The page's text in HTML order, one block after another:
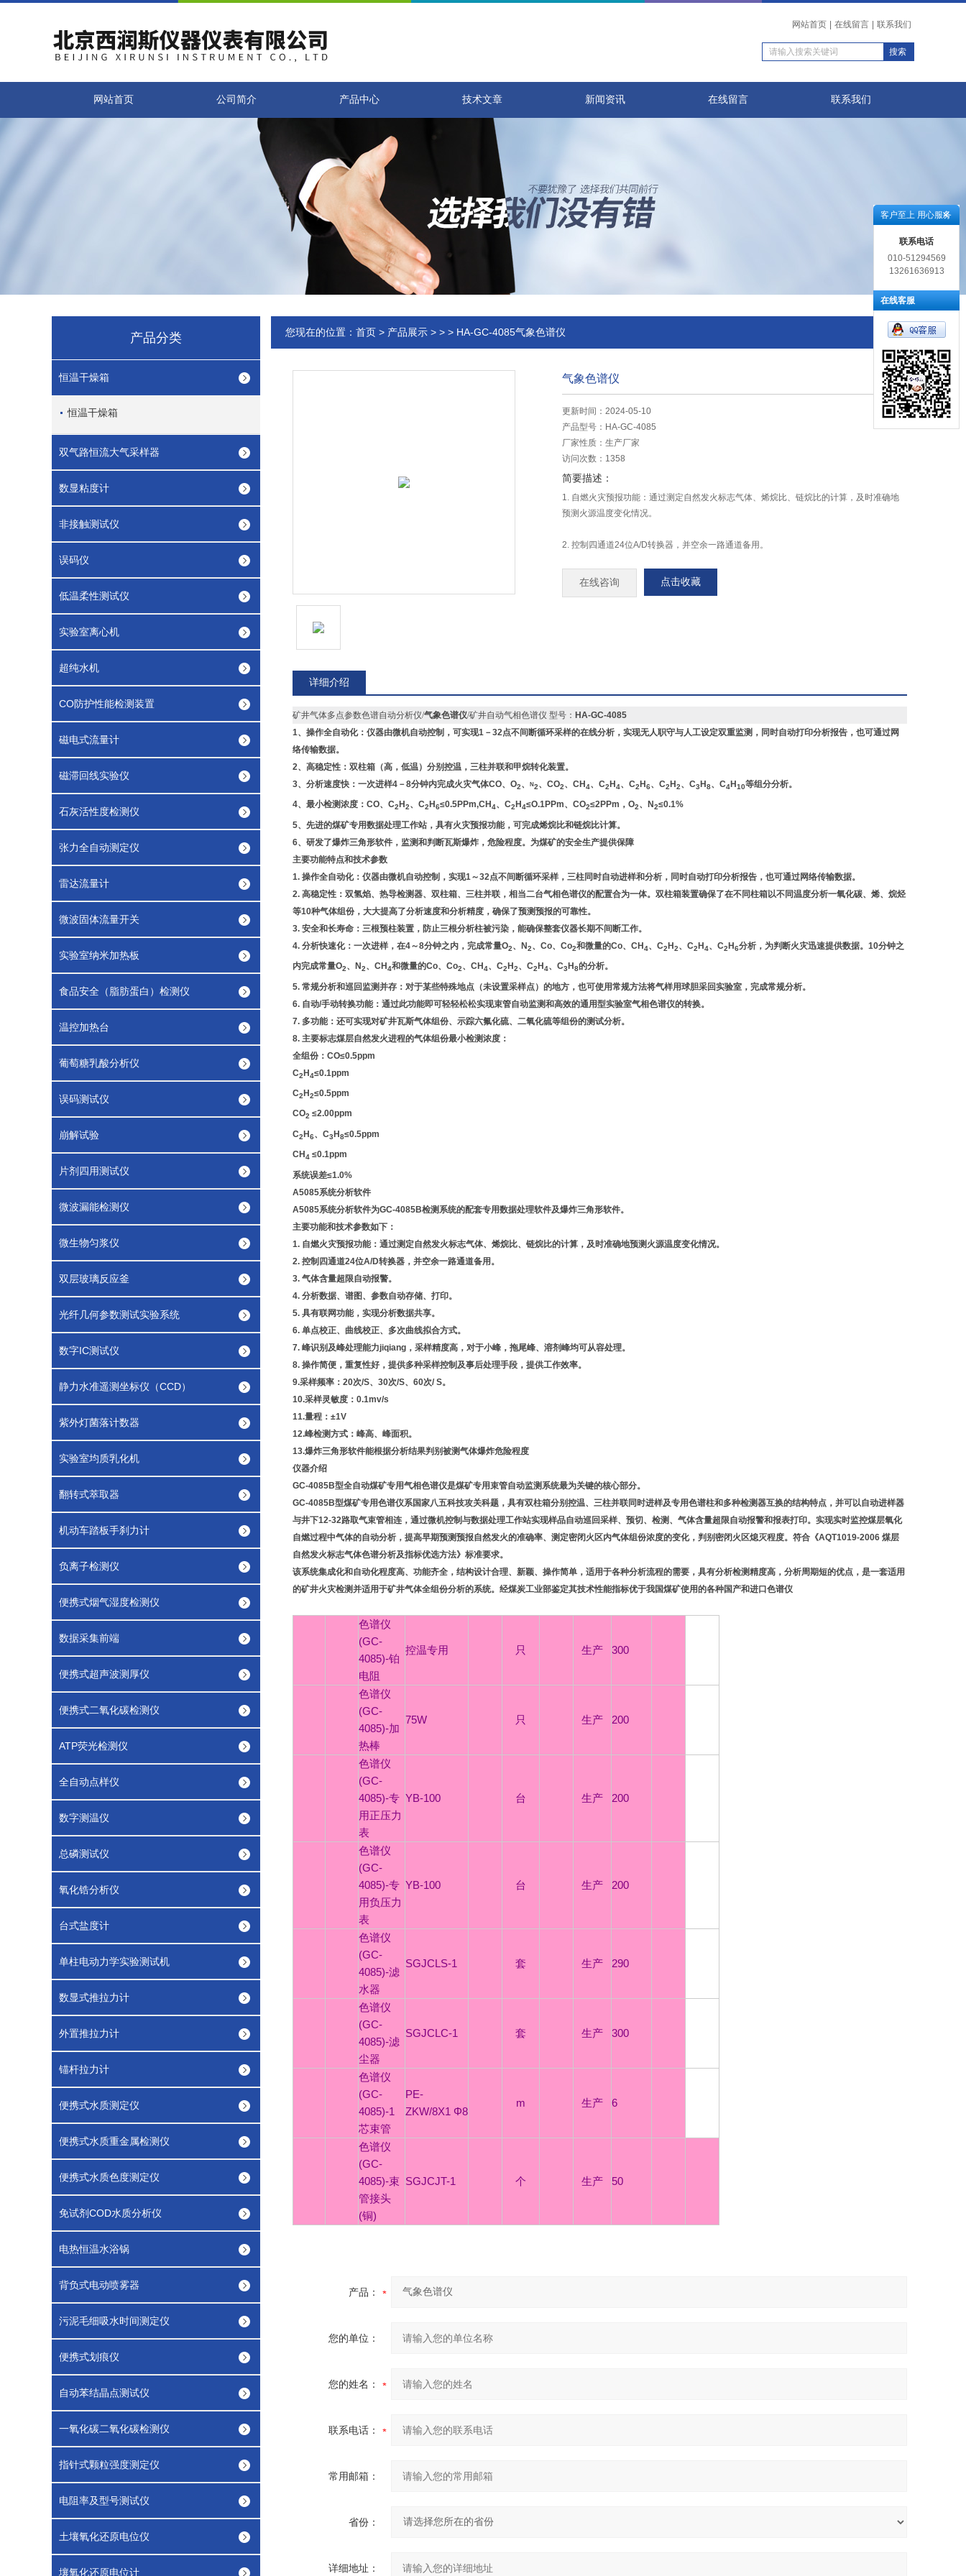
网站首页 在线留言 联系我们
网站首页 公司简介 产品中心 技术文章 新闻资讯 在线留言 联系我们
产品分类
恒温干燥箱
恒温干燥箱
双气路恒流大气采样器
数显粘度计
非接触测试仪
误码仪
低温柔性测试仪
实验室离心机
超纯水机
CO防护性能检测装置
磁电式流量计
磁滞回线实验仪
石灰活性度检测仪
张力全自动测定仪
雷达流量计
微波固体流量开关
实验室纳米加热板
食品安全（脂肪蛋白）检测仪
温控加热台
葡萄糖乳酸分析仪
误码测试仪
崩解试验
片剂四用测试仪
微波漏能检测仪
微生物匀浆仪
双层玻璃反应釜
光纤几何参数测试实验系统
数字IC测试仪
静力水准遥测坐标仪（CCD）
紫外灯菌落计数器
实验室均质乳化机
翻转式萃取器
机动车踏板手刹力计
负离子检测仪
便携式烟气湿度检测仪
数据采集前端
便携式超声波测厚仪
便携式二氧化碳检测仪
ATP荧光检测仪
全自动点样仪
数字测温仪
总磷测试仪
氧化锆分析仪
台式盐度计
单柱电动力学实验测试机
数显式推拉力计
外置推拉力计
锚杆拉力计
便携式水质测定仪
便携式水质重金属检测仪
便携式水质色度测定仪
免试剂COD水质分析仪
电热恒温水浴锅
背负式电动喷雾器
污泥毛细吸水时间测定仪
便携式划痕仪
自动苯结晶点测试仪
一氧化碳二氧化碳检测仪
指针式颗粒强度测定仪
电阻率及型号测试仪
土壤氧化还原电位仪
壤氧化还原电位计
您现在的位置： 首页 > 产品展示 > > > HA-GC-4085气象色谱仪
气象色谱仪
更新时间：2024-05-10
产品型号： HA-GC-4085
厂家性质： 生产厂家
访问次数： 1358
简要描述：
1. 自燃火灾预报功能：通过测定自然发火标志气体、烯烷比、链烷比的计算，及时准确地
预测火源温度变化情况。
2. 控制四通道24位A/D转换器，并空余一路通道备用。
3. 气体含量超限自动报警。
在线咨询 点击收藏
详细介绍
矿井气体多点参数色谱自动分析仪/气象色谱仪/矿井自动气相色谱仪 型号： HA-GC-4085
1、操作全自动化：仪器由微机自动控制，可实现1－32点不间断循环采样的在线分析，实现无人职守与人工设定双重监测，同时自动打印分析报告，也可通过网
络传输数据。
2、高稳定性：双柱箱（高，低温）分别控温，三柱并联和甲烷转化装置。
3、分析速度快：一次进样4－8分钟内完成火灾气体CO、O2、 N2、CO2、CH 4、C2H 4、C2H 6、C2H 2、C3 H 8、C4H 10等组分分析。
4、最小检测浓度：CO、C2H 2、C2H 6≤0.5PPm,CH 4、C2H 4≤O.1PPm、CO2≤2PPm，O2、N2≤0.1%
5、先进的煤矿专用数据处理工作站，具有火灾预报功能，可完成烯烷比和链烷比计算。
6、研发了爆炸三角形软件，监测和判断瓦斯爆炸，危险程度。为煤矿的安全生产提供保障
主要功能特点和技术参数
1. 操作全自动化：仪器由微机自动控制，实现1～32点不间断循环采样，三柱同时自动进样和分析，同时自动打印分析报告，也可通过网络传输数据。
2. 高稳定性：双氢焰、热导检测器、双柱箱、三柱并联，相当二台气相色谱仪的配置合为一体。双柱箱装置确保了在不同柱箱以不同温度分析一氧化碳、烯、烷烃
等10种气体组份，大大提高了分析速度和分析精度，确保了预测预报的可靠性。
3. 安全和长寿命：三根预柱装置，防止三根分析柱被污染，能确保整套仪器长期不间断工作。
4. 分析快速化：一次进样，在4～8分钟之内，完成常量O2、N2、Co、Co2和微量的Co、CH4、C2H2、C2H4、C2H6分析，为判断火灾迅速提供数据。10分钟之
内完成常量O2、N2、CH 4和微量的Co、Co2、CH 4、C2H 2、C2H 4、C3 H 8的分析。
5. 常规分析和巡回监测并存：对于某些特殊地点（未设置采样点）的地方，也可使用常规方法将气样用球胆采回实验室，完成常规分析。
6. 自动/手动转换功能：通过此功能即可轻轻松松实现束管自动监测和高效的通用型实验室气相色谱仪的转换。
7. 多功能：还可实现对矿井瓦斯气体组份、示踪六氟化硫、二氧化硫等组份的测试分析。
8. 主要标志煤层自然发火进程的气体组份最小检测浓度：
全组份：CO≤0.5ppm
C2H4≤0.1ppm
C2H 2≤0.5ppm
CO2 ≤2.00ppm
C2H6、C3H8≤0.5ppm
CH 4 ≤0.1ppm
系统误差≤1.0%
A5085系统分析软件
A5085系统分析软件为GC-4085B检测系统的配套专用数据处理软件及爆炸三角形软件。
主要功能和技术参数如下：
1. 自燃火灾预报功能：通过测定自然发火标志气体、烯烷比、链烷比的计算，及时准确地预测火源温度变化情况。
2. 控制四通道24位A/D转换器，并空余一路通道备用。
3. 气体含量超限自动报警。
4. 分析数据、谱图、参数自动存储、打印。
5. 具有联网功能，实现分析数据共享。
6. 单点校正、曲线校正、多次曲线拟合方式。
7. 峰识别及峰处理能力jiqiang，采样精度高，对于小峰，拖尾峰、溶剂峰均可从容处理。
8. 操作简便，重复性好，提供多种采样控制及事后处理手段，提供工作效率。
9.采样频率：20次/S、30次/S、60次/ S。
10.采样灵敏度：0.1mv/s
11.量程：±1V
12.峰检测方式：峰高、峰面积。
13.爆炸三角形软件能根据分析结果判别被测气体爆炸危险程度
仪器介绍
GC-4085B型全自动煤矿专用气相色谱仪是煤矿专用束管自动监测系统最为关键的核心部分。
GC-4085B型煤矿专用色谱仪系国家八五科技攻关科题，具有双柱箱分别控温、三柱并联同时进样及专用色谱柱和多种检测器互换的结构特点，并可以自动进样器
与井下12-32路取气束管相连，通过微机控制与数据处理工作站实现样品自动巡回采样、预切、检测、气体含量超限自动报警和报表打印。实现实时监控煤层氧化
自燃过程中气体的自动分析，提高早期预测预报自然发火的准确率、测定密闭火区内气体组份浓度的变化，判别密闭火区熄灭程度。符合《AQT1019-2006 煤层
自然发火标志气体色谱分析及指标优选方法》标准要求。
该系统集成化和自动化程度高、功能齐全，结构设计合理、新颖、操作简单，适用于各种分析流程的需要，具有分析检测精度高，分析周期短的优点，是一套适用
的矿井火灾检测并适用于矿井气体全组份分析的系统。经煤炭工业部鉴定其技术性能指标优于我国煤矿使用的各种国产和进口色谱仪
色谱仪
(GC-
4085)-铂
电阻
控温专用 只 生产 300
色谱仪
(GC-
4085)-加
热棒
75W 只 生产 200
色谱仪
(GC-
4085)-专
用正压力
表
YB-100 台 生产 200
色谱仪
(GC-
4085)-专
用负压力
表
YB-100 台 生产 200
色谱仪
(GC-
4085)-滤
水器
SGJCLS-1 套 生产 290
色谱仪
(GC-
4085)-滤
尘器
SGJCLC-1 套 生产 300
色谱仪
(GC-
4085)-1
芯束管
PE-
ZKW/8X1 Φ8
m 生产 6
色谱仪
(GC-
4085)-束
管接头
(铜)
SGJCJT-1 个 生产 50
产品：
您的单位：
您的姓名：
联系电话：
常用邮箱：
省份：
详细地址：
客户至上 用心服务
联系电话
010-51294569
13261636913
在线客服